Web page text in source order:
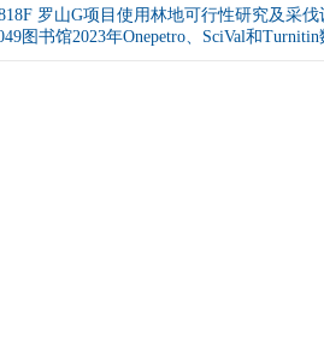
罗山G项目使用林地可行性研究及采
图书馆2023年Onepetro、SciVal和